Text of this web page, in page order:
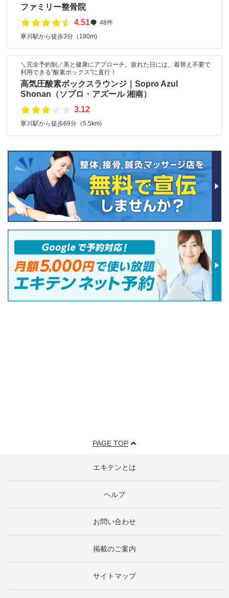
ファミリー整骨院
4.51
48件
寒川駅から徒歩3分（180m)
＼完全予約制／美と健康にアプローチ。疲れた日には、着替え不要で
利用できる”酸素ボックス”に直行！
高気圧酸素ボックスラウンジ｜Sopro Azul
Shonan（ソプロ・アズール 湘南）
3.12
寒川駅から徒歩69分（5.5km)
PAGE TOP
エキテンとは
ヘルプ
お問い合わせ
掲載のご案内
サイトマップ